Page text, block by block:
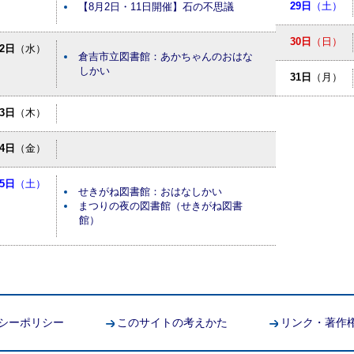
【8月2日・11日開催】石の不思議
日 （水）
倉吉市立図書館：あかちゃんのおはな
しかい
日 （木）
日 （金）
日 （土）
せきがね図書館：おはなしかい
まつりの夜の図書館（せきがね図書
館）
29日 （土）
30日 （日）
31日 （月）
ーポリシー このサイトの考えかた リンク・著作